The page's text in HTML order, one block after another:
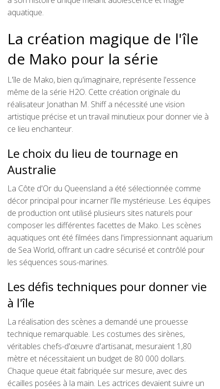
aquatique.
La création magique de l'île
de Mako pour la série
L'île de Mako, bien qu'imaginaire, représente l'essence
même de la série H2O. Cette création originale du
réalisateur Jonathan M. Shiff a nécessité une vision
artistique précise et un travail minutieux pour donner vie à
ce lieu enchanteur.
Le choix du lieu de tournage en
Australie
La Côte d'Or du Queensland a été sélectionnée comme
décor principal pour incarner l'île mystérieuse. Les équipes
de production ont utilisé plusieurs sites naturels pour
composer les différentes facettes de Mako. Les scènes
aquatiques ont été filmées dans l'impressionnant aquarium
de Sea World, offrant un cadre sécurisé et contrôlé pour
les séquences sous-marines.
Les défis techniques pour donner vie
à l'île
La réalisation des scènes a demandé une prouesse
technique remarquable. Les costumes des sirènes,
véritables chefs-d'œuvre d'artisanat, mesuraient 1,80
mètre et nécessitaient un budget de 80 000 dollars.
Chaque queue était fabriquée sur mesure, avec des
écailles posées à la main. Les actrices devaient suivre un